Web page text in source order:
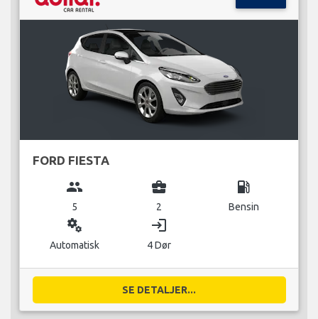
FORD FIESTA
group
5
business_center
2
local_gas_station
Bensin
miscellaneous_services
Automatisk
login
4 Dør
SE DETALJER...